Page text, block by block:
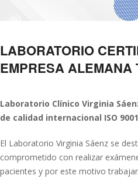
LABORATORIO
EMPRESA ALEMANA
Laboratorio Clínico Virginia
de calidad internacional ISO
El Laboratorio Virginia Sáenz se
comprometido con realizar
pacientes y por este motivo